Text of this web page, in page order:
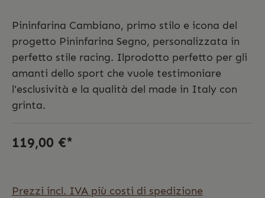
Pininfarina Cambiano, primo stilo e icona del
progetto Pininfarina Segno, personalizzata in
perfetto stile racing. Ilprodotto perfetto per gli
amanti dello sport che vuole testimoniare
l'esclusività e la qualità del made in Italy con
grinta.
119,00 €*
Prezzi incl. IVA più costi di spedizione